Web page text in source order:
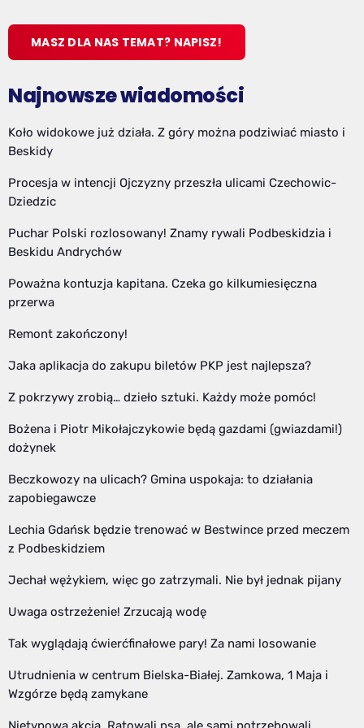
MASZ DLA NAS TEMAT? NAPISZ!
Najnowsze wiadomości
Koło widokowe już działa. Z góry można podziwiać miasto i
Beskidy
Procesja w intencji Ojczyzny przeszła ulicami Czechowic-
Dziedzic
Puchar Polski rozlosowany! Znamy rywali Podbeskidzia i
Beskidu Andrychów
Poważna kontuzja kapitana. Czeka go kilkumiesięczna
przerwa
Remont zakończony!
Jaka aplikacja do zakupu biletów PKP jest najlepsza?
Z pokrzywy zrobią… dzieło sztuki. Każdy może pomóc!
Bożena i Piotr Mikołajczykowie będą gazdami (gwiazdami!)
dożynek
Beczkowozy na ulicach? Gmina uspokaja: to działania
zapobiegawcze
Lechia Gdańsk będzie trenować w Bestwince przed meczem
z Podbeskidziem
Jechał wężykiem, więc go zatrzymali. Nie był jednak pijany
Uwaga ostrzeżenie! Zrzucają wodę
Tak wyglądają ćwierćfinałowe pary! Za nami losowanie
Utrudnienia w centrum Bielska-Białej. Zamkowa, 1 Maja i
Wzgórze będą zamykane